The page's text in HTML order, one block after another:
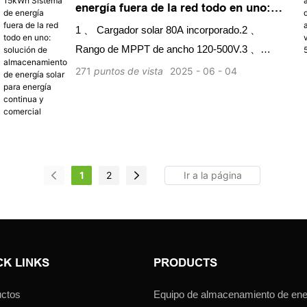
energía fuera de la red todo en uno:
solución de almacenamiento de
comercial
1 、 Cargador solar 80A incorporado.2 、
Rango de MPPT de ancho 120-500V.3 、
Salida de CA dual.4 、 Monitoreo WiFi.5 、
2025 06 04
271 puntos de vista
1 2
LINKS PRODUCTS
Equipo de almacenamiento de